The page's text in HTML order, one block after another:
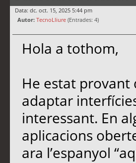
Data: dc. oct. 15, 2025 5:44 pm
Autor: TecnoLliure (Entrades: 4)
Hola a tothom,
He estat provant
adaptar
interessant. En
aplicacions
ara l’espanyol